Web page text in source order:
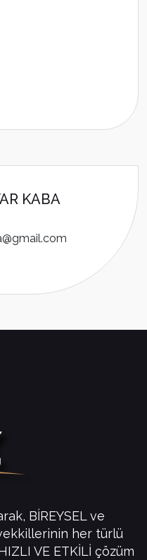
KABA
BİREYSEL ve
her türlü
VE ETKİLİ çözüm